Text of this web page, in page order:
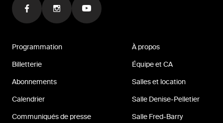
Programmation
Billetterie
Abonnements
Calendrier
Communiqués de presse
À propos
Équipe et CA
Salles et location
Salle Denise-Pelletier
Salle Fred-Barry